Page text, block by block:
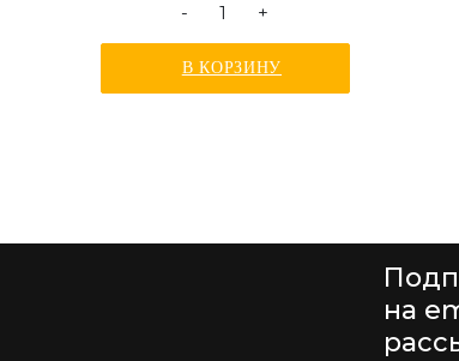
- +
В КОРЗИНУ
на